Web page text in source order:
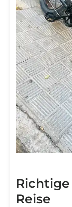
Reise